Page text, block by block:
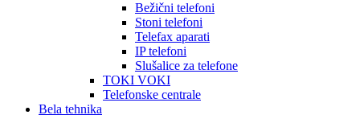
Bežični telefoni
Stoni telefoni
Telefax aparati
IP telefoni
Slušalice za telefone
TOKI VOKI
Telefonske centrale
Bela tehnika